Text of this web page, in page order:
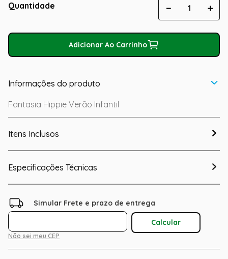
Quantidade ＋
－
Adicionar Ao Carrinho
Informações do produto
Fantasia Hippie Verão Infantil
Itens Inclusos
Especificações Técnicas
Não sei meu CEP